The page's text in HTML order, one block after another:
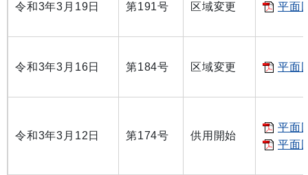
令和3年3月19日 第191号 区域変更 平面
令和3年3月16日 第184号 区域変更 平面
令和3年3月12日 第174号 供用開始
平面
平面